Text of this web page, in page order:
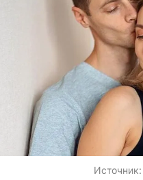
Источник: